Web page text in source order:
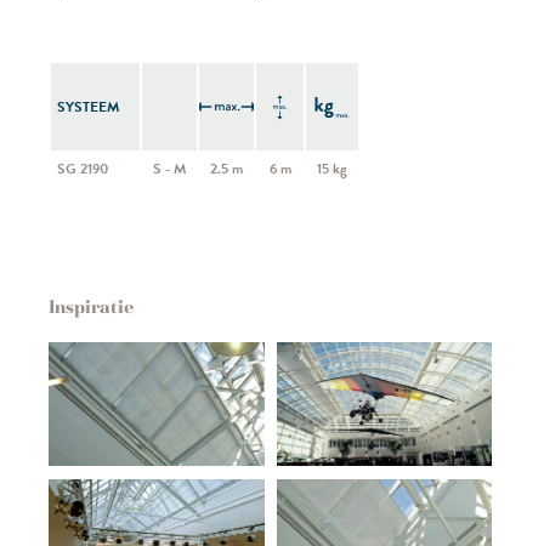
SYSTEEM
SG 2190 S - M 2.5 m 6 m 15 kg
Inspiratie